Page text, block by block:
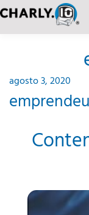
agosto 3, 2020